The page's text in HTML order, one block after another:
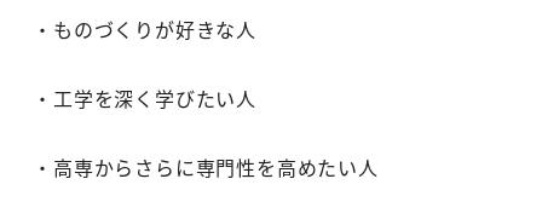
・ものづくりが好きな人
・工学を深く学びたい人
・高専からさらに専門性を高めたい人